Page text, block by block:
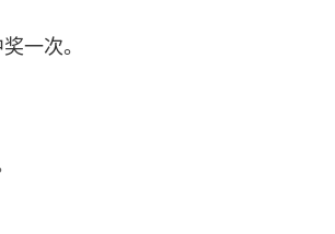
一次。